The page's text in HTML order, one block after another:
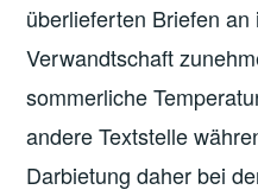
überlieferten Briefen
Verwandtschaft
sommerliche
andere Textstelle
Darbietung daher bei